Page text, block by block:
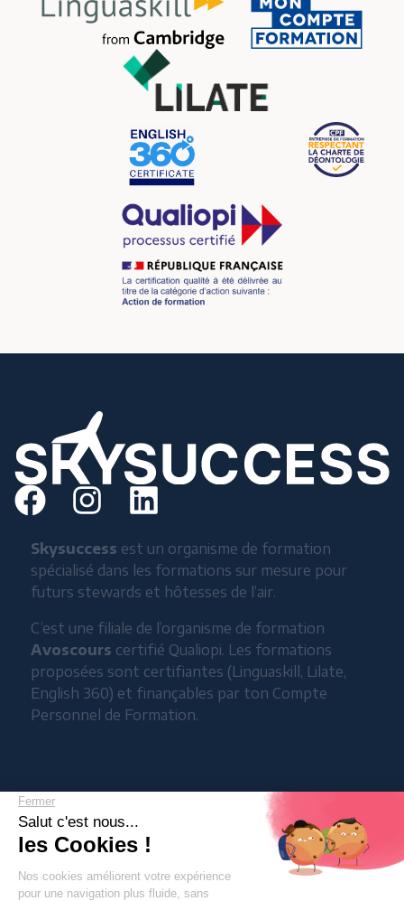
Skysuccess est un organisme de formation
spécialisé dans les formations sur mesure pour
futurs stewards et hôtesses de l’air.
C’est une filiale de l’organisme de formation
Avoscours certifié Qualiopi. Les formations
proposées sont certifiantes (Linguaskill, Lilate,
English 360) et finançables par ton Compte
Personnel de Formation.